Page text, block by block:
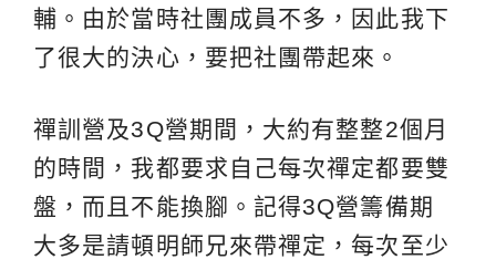
輔。由於當時社團成員不多，因此我下
了很大的決心，要把社團帶起來。
禪訓營及3Q營期間，大約有整整2個月
的時間，我都要求自己每次禪定都要雙
盤，而且不能換腳。記得3Q營籌備期
大多是請頓明師兄來帶禪定，每次至少